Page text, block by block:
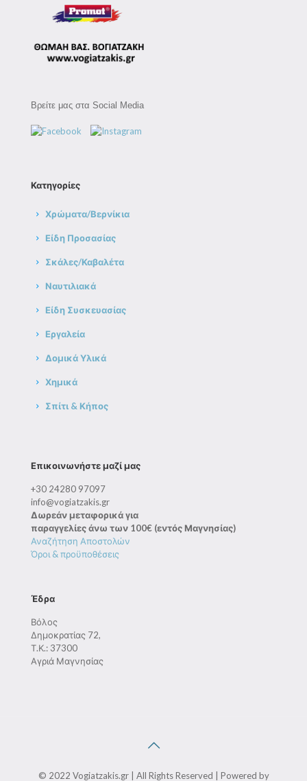
Βρείτε μας στα Social Media
Κατηγορίες
Χρώματα/Βερνίκια
Είδη Προσασίας
Σκάλες/Καβαλέτα
Ναυτιλιακά
Είδη Συσκευασίας
Εργαλεία
Δομικά Υλικά
Χημικά
Σπίτι & Κήπος
Επικοινωνήστε μαζί μας
+30 24280 97097
info@vogiatzakis.gr
Δωρεάν μεταφορικά για
παραγγελίες άνω των 100€ (εντός Μαγνησίας)
Αναζήτηση Αποστολών
Όροι & προϋποθέσεις
Έδρα
Βόλος
Δημοκρατίας 72,
Τ.Κ.: 37300
Αγριά Μαγνησίας
© 2022 Vogiatzakis.gr | All Rights Reserved | Powered by